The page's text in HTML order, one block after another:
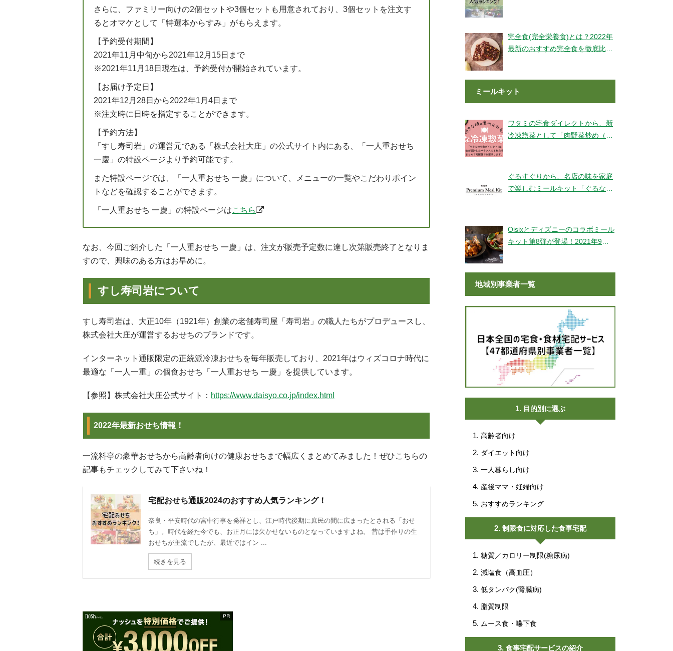
さらに、ファミリー向けの2個セットや3個セットも用意されており、3個セットを注文す
るとオマケとして「特選本からすみ」がもらえます。
【予約受付期間】
2021年11月中旬から2021年12月15日まで
※2021年11月18日現在は、予約受付が開始されています。
【お届け予定日】
2021年12月28日から2022年1月4日まで
※注文時に日時を指定することができます。
【予約方法】
「すし寿司岩」の運営元である「株式会社大庄」の公式サイト内にある、「一人重おせち
一慶」の特設ページより予約可能です。
また特設ページでは、「一人重おせち 一慶」について、メニューの一覧やこだわりポイン
トなどを確認することができます。
「一人重おせち 一慶」の特設ページはこちら
なお、今回ご紹介した「一人重おせち 一慶」は、注文が販売予定数に達し次第販売終了となりま
すので、興味のある方はお早めに。
すし寿司岩について
すし寿司岩は、大正10年（1921年）創業の老舗寿司屋「寿司岩」の職人たちがプロデュースし、
株式会社大庄が運営するおせちのブランドです。
インターネット通販限定の正統派冷凍おせちを毎年販売しており、2021年はウィズコロナ時代に
最適な「一人一重」の個食おせち「一人重おせち 一慶」を提供しています。
【参照】株式会社大庄公式サイト： https://www.daisyo.co.jp/index.html
2022年最新おせち情報！
一流料亭の豪華おせちから高齢者向けの健康おせちまで幅広くまとめてみました！ぜひこちらの
記事もチェックしてみて下さいね！
宅配おせち通販2024のおすすめ人気ランキング！
奈良・平安時代の宮中行事を発祥とし、江戸時代後期に庶民の間に広まったとされる「おせ
ち」。時代を経た今でも、お正月には欠かせないものとなっていますよね。 昔は手作りの生
おせちが主流でしたが、最近ではイン ...
続きを見る
完全食(完全栄養食)とは？2022年
最新のおすすめ完全食を徹底比較
ミールキット
ワタミの宅食ダイレクトから、新
冷凍惣菜として「肉野菜炒め（銚
ぐるすぐりから、名店の味を家庭
で楽しむミールキット「ぐるなび
Oisixとディズニーのコラボミール
キット第8弾が登場！2021年9月9
地域別事業者一覧
目的別に選ぶ
高齢者向け
ダイエット向け
一人暮らし向け
産後ママ・妊婦向け
おすすめランキング
制限食に対応した食事宅配
糖質／カロリー制限(糖尿病)
減塩食（高血圧）
低タンパク(腎臓病)
脂質制限
ムース食・嚥下食
食事宅配サービスの紹介